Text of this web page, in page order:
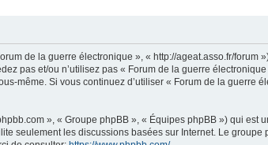
de la guerre électronique », « http://ageat.asso.fr/forum
pas et/ou n’utilisez pas « Forum de la guerre
même. Si vous continuez d’utiliser « Forum de la guerre
», « Groupe phpBB », « Équipes phpBB ») qui est
seulement les discussions basées sur Internet. Le